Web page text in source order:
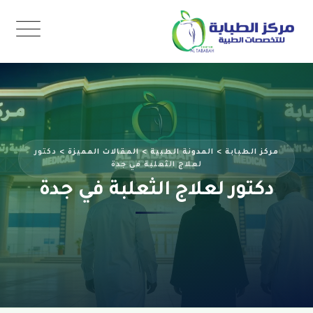
دكتور لعلاج الثعلبة في جدة
مركز الطبابة > المدونة الطبية>المقالات المميزة > دكتور
لعلاج الثعلبة في جدة